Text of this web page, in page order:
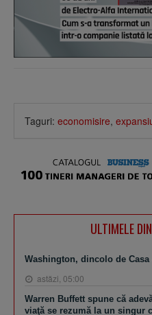
Taguri: economisire,
ULTIMELE
Washington, dincolo de
astăzi, 05:00
Warren Buffett spune că
viaţă se rezumă la un singur